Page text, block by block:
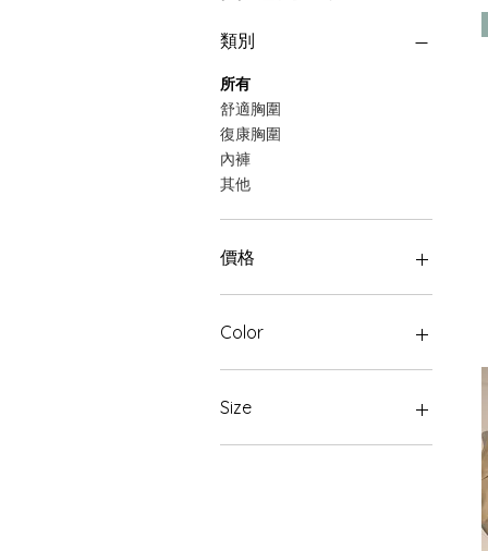
類別
所有
舒適胸圍
復康胸圍
內褲
其他
價格
Color
Size
34